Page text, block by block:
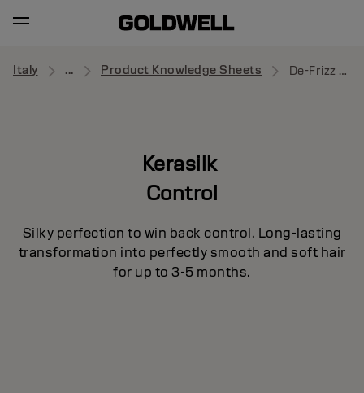
Italy ... Product Knowledge Sheets De-Frizz Tame
Kerasilk
Control
Silky perfection to win back control. Long-lasting
transformation into perfectly smooth and soft hair
for up to 3-5 months.